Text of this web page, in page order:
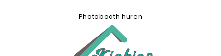
Photobooth huren